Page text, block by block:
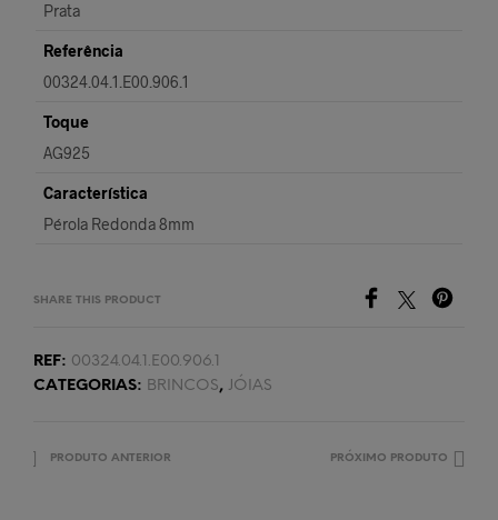
Prata
Referência
00324.04.1.E00.906.1
Toque
AG925
Característica
Pérola Redonda 8mm
SHARE THIS PRODUCT
REF: 00324.04.1.E00.906.1
CATEGORIAS: BRINCOS, JÓIAS
PRODUTO ANTERIOR PRÓXIMO PRODUTO